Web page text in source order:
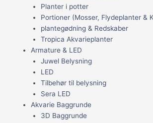
Planter i potter
Portioner (Mosser, Flydeplanter &
plantegødning & Redskaber
Tropica Akvarieplanter
Armature & LED
Juwel Belysning
LED
Tilbehør til belysning
Sera LED
Akvarie Baggrunde
3D Baggrunde